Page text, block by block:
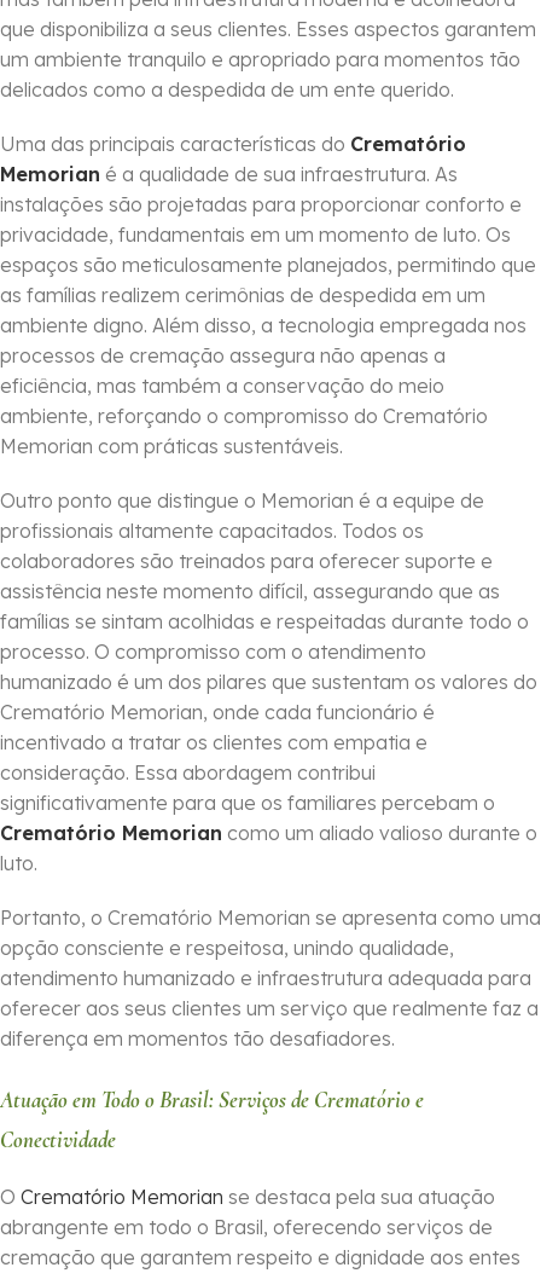
que disponibiliza a seus clientes. Esses aspectos garantem
um ambiente tranquilo e apropriado para momentos tão
delicados como a despedida de um ente querido.
Uma das principais características do Crematório
Memorian é a qualidade de sua infraestrutura. As
instalações são projetadas para proporcionar conforto e
privacidade, fundamentais em um momento de luto. Os
espaços são meticulosamente planejados, permitindo que
as famílias realizem cerimônias de despedida em um
ambiente digno. Além disso, a tecnologia empregada nos
processos de cremação assegura não apenas a
eficiência, mas também a conservação do meio
ambiente, reforçando o compromisso do Crematório
Memorian com práticas sustentáveis.
Outro ponto que distingue o Memorian é a equipe de
profissionais altamente capacitados. Todos os
colaboradores são treinados para oferecer suporte e
assistência neste momento difícil, assegurando que as
famílias se sintam acolhidas e respeitadas durante todo o
processo. O compromisso com o atendimento
humanizado é um dos pilares que sustentam os valores do
Crematório Memorian, onde cada funcionário é
incentivado a tratar os clientes com empatia e
consideração. Essa abordagem contribui
significativamente para que os familiares percebam o
Crematório Memorian como um aliado valioso durante o
luto.
Portanto, o Crematório Memorian se apresenta como uma
opção consciente e respeitosa, unindo qualidade,
atendimento humanizado e infraestrutura adequada para
oferecer aos seus clientes um serviço que realmente faz a
diferença em momentos tão desafiadores.
Atuação em Todo o Brasil: Serviços de Crematório e
Conectividade
O Crematório Memorian se destaca pela sua atuação
abrangente em todo o Brasil, oferecendo serviços de
cremação que garantem respeito e dignidade aos entes